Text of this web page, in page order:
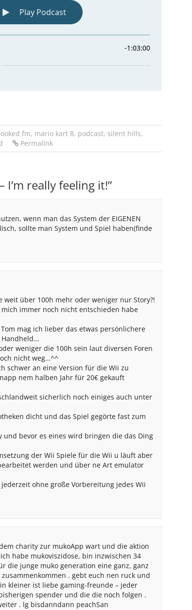
fm, mario kart 8, podcast, silent hills,
Permalink
I’m really feeling it!”
wenn man das System der EIGENEN
sollte man System und Spiel haben(finde
über 100h mehr oder weniger nur Story?!
immer noch nicht entschieden habe
mag ich lieber das etwas persönlichere
weniger die 100h sein laut diversen Foren
nicht weg…^^
schwer an eine Version für die Wii zu
nem halben Jahr für 20€ gekauft
sicherlich noch einiges auch unter
dicht und das Spiel gegörte fast zum
und bevor es eines wird bringen die das Ding
der Wii Spiele für die Wii u läuft aber
werden und über ne Art emulator
ohne große Vorbereitung jedes Wii
charity zur mukoApp wart und die aktion
habe mukoviszidose, bin inzwischen 34
die junge muko generation eine ganz, ganz
. gebt euch nen ruck und
kleiner ist liebe gaming-freunde – jeder
spender und die die noch folgen .
. lg bisdanndann peachSan